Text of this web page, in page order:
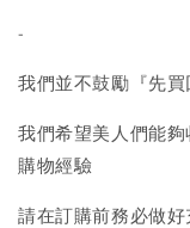
-
我們並不鼓勵『先
我們希望美人們能
購物經驗
請在訂購前務必做